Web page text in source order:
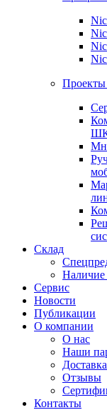
Склад
Наличие
Сервис
Новости
Публикации
О компании
О нас
Наши
Отзывы
Контакты